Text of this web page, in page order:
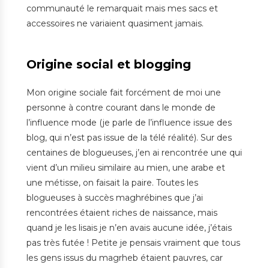
communauté le remarquait mais mes sacs et
accessoires ne variaient quasiment jamais.
Origine social et blogging
Mon origine sociale fait forcément de moi une
personne à contre courant dans le monde de
l’influence mode (je parle de l’influence issue des
blog, qui n’est pas issue de la télé réalité). Sur des
centaines de blogueuses, j’en ai rencontrée une qui
vient d’un milieu similaire au mien, une arabe et
une métisse, on faisait la paire. Toutes les
blogueuses à succès maghrébines que j’ai
rencontrées étaient riches de naissance, mais
quand je les lisais je n’en avais aucune idée, j’étais
pas très futée ! Petite je pensais vraiment que tous
les gens issus du magrheb étaient pauvres, car